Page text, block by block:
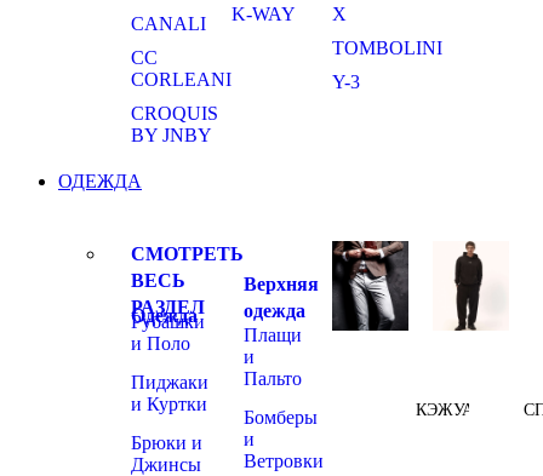
CANALI
CC
CORLEANI
CROQUIS
BY JNBY
K-WAY
X
TOMBOLINI
Y-3
ОДЕЖДА
СМОТРЕТЬ
ВЕСЬ
РАЗДЕЛ
Одежда
Рубашки
и Поло
Пиджаки
и Куртки
Брюки и
Джинсы
Верхняя
одежда
Плащи
и
Пальто
Бомберы
и
Ветровки
КЭЖУАЛ